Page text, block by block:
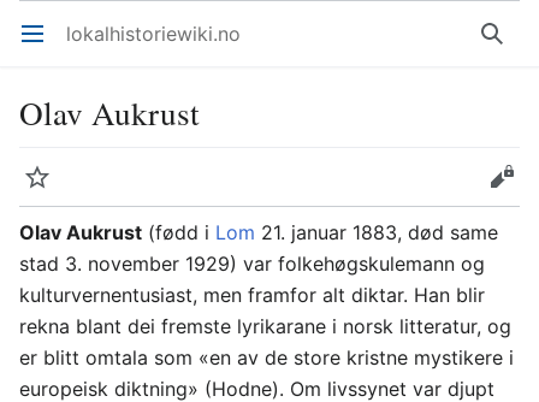
Åpne hovedmenyen lokalhistoriewiki.no Søk
Olav Aukrust
Overvåk
Rediger
Olav Aukrust (fødd i Lom 21. januar 1883, død same
stad 3. november 1929) var folkehøgskulemann og
kulturvernentusiast, men framfor alt diktar. Han blir
rekna blant dei fremste lyrikarane i norsk litteratur, og
er blitt omtala som «en av de store kristne mystikere i
europeisk diktning» (Hodne). Om livssynet var djupt